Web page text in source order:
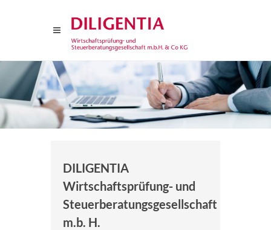
DILIGENTIA
Wirtschaftsprüfung- und
Steuerberatungsgesellschaft
m.b. H.